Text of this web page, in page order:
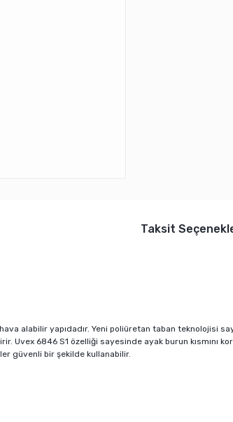
Taksit
alabilir yapıdadır. Yeni poliüretan taban teknolojisi
Uvex 6846 S1 özelliği sayesinde ayak burun kısmını
güvenli bir şekilde kullanabilir.